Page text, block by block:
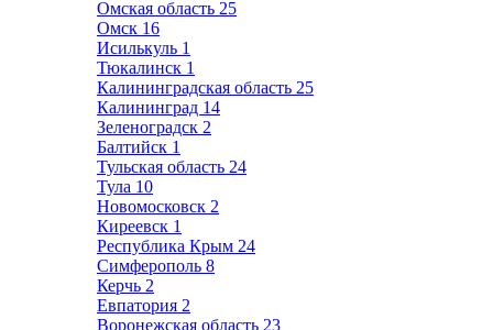
Омская область 25
Омск 16
Исилькуль 1
Тюкалинск 1
Калининградская область 25
Калининград 14
Зеленоградск 2
Балтийск 1
Тульская область 24
Тула 10
Новомосковск 2
Киреевск 1
Республика Крым 24
Симферополь 8
Керчь 2
Евпатория 2
Воронежская область 23